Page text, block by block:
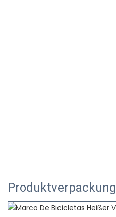
Produktverpackung